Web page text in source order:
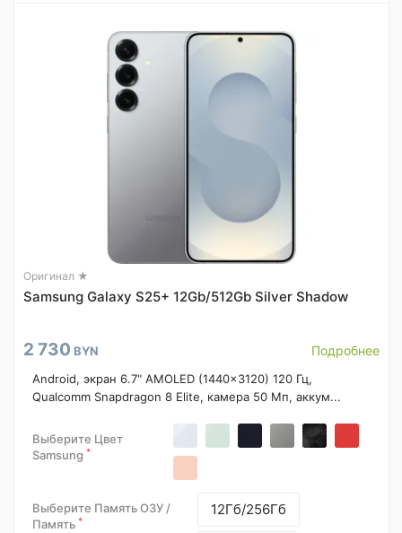
Оригинал ★
Samsung Galaxy S25+ 12Gb/512Gb Silver Shadow
2 730 BYN Подробнее
Android, экран 6.7" AMOLED (1440x3120) 120 Гц,
Qualcomm Snapdragon 8 Elite, камера 50 Мп, аккум...
Выберите Цвет
Samsung *
Выберите Память ОЗУ /
Память *
12Гб/256Гб